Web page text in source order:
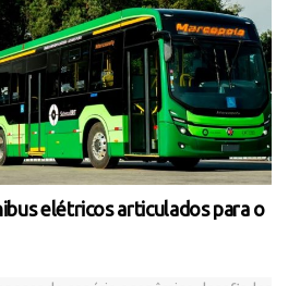
elétricos articulados para o